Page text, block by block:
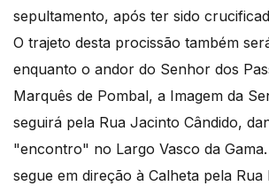
sepultamento, após ter sido
O trajeto desta procissão também
enquanto o andor do Senhor dos
Marquês de Pombal, a Imagem da
seguirá pela Rua Jacinto Cândido,
"encontro" no Largo Vasco da
segue em direção à Calheta pela Rua